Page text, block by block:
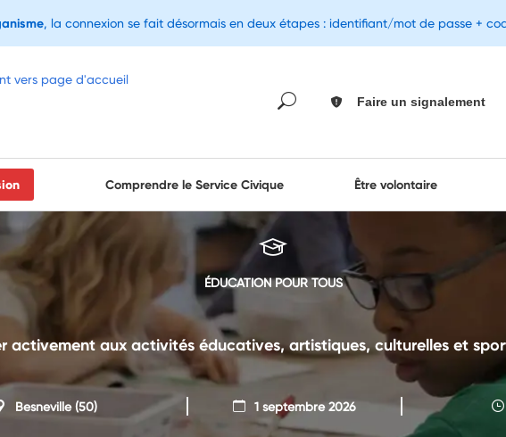
Faire un signalement
Comprendre le Service Civique Être volontaire
ÉDUCATION POUR TOUS
activement aux activités éducatives, artistiques, culturelles et
Besneville(50) 1 septembre 2026
, la connexion se fait désormais en deux étapes : identifiant/mot de passe +